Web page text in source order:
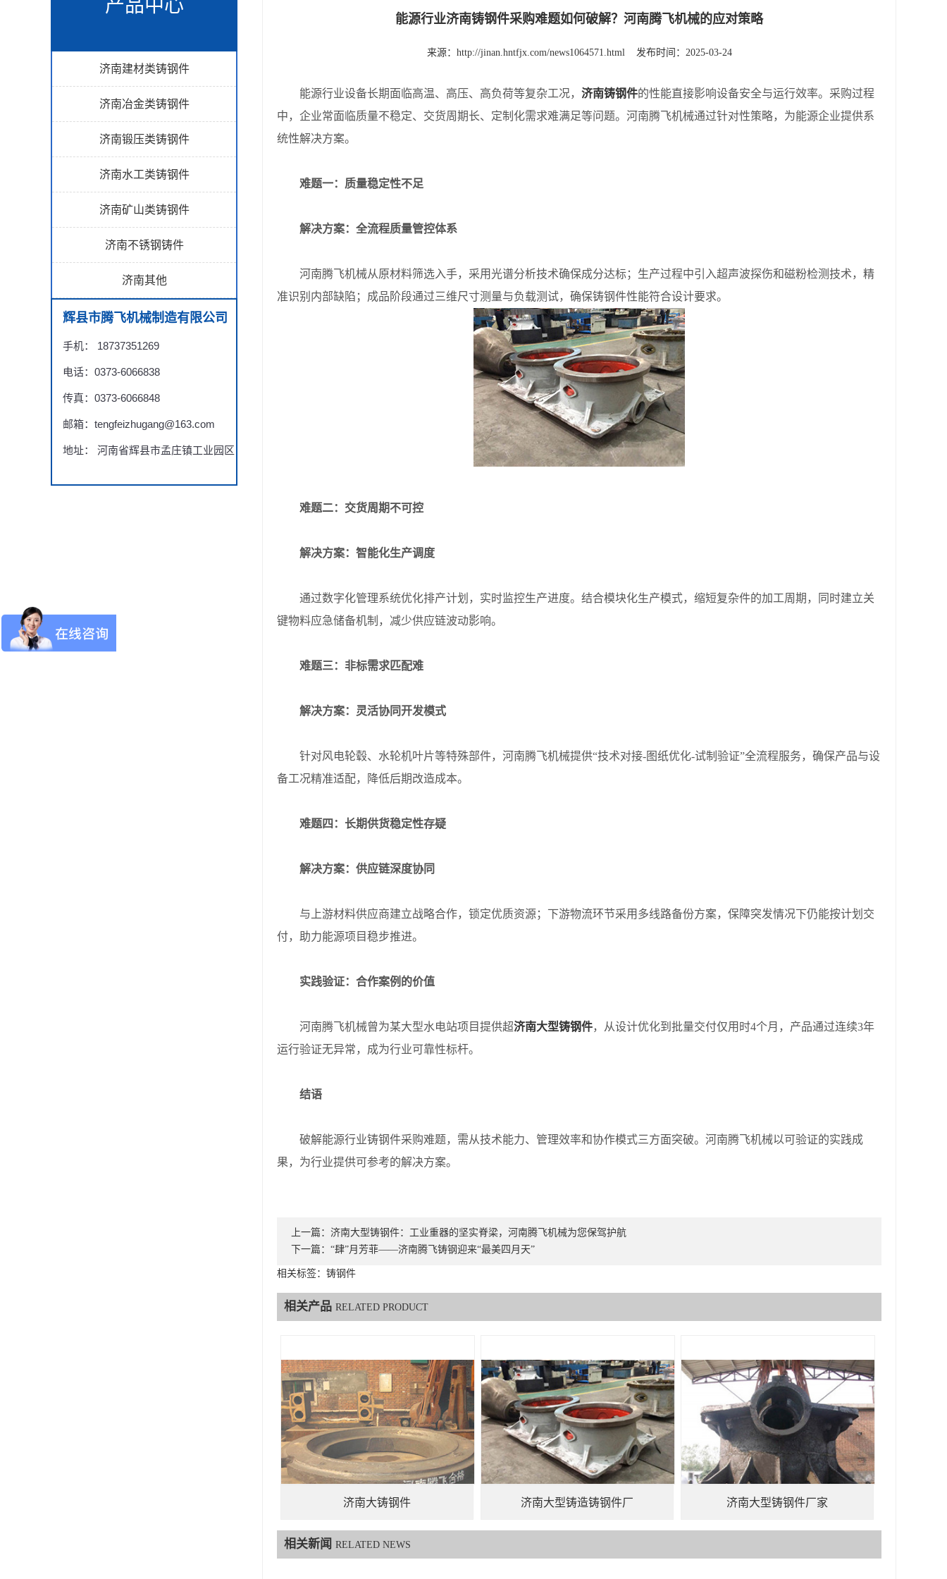
产品中心
济南建材类铸钢件
济南冶金类铸钢件
济南锻压类铸钢件
济南水工类铸钢件
济南矿山类铸钢件
济南不锈钢铸件
济南其他
辉县市腾飞机械制造有限公司
手机： 18737351269
电话：0373-6066838
传真：0373-6066848
邮箱：tengfeizhugang@163.com
地址： 河南省辉县市孟庄镇工业园区
能源行业济南铸钢件采购难题如何破解？河南腾飞机械的应对策略
来源： http://jinan.hntfjx.com/news1064571.html 发布时间：2025-03-24
能源行业设备长期面临高温、高压、高负荷等复杂工况， 济南铸钢件的性能直接影响设备安全与运行效率。采购过程
中，企业常面临质量不稳定、交货周期长、定制化需求难满足等问题。河南腾飞机械通过针对性策略，为能源企业提供系
统性解决方案。
难题一：质量稳定性不足
解决方案：全流程质量管控体系
河南腾飞机械从原材料筛选入手，采用光谱分析技术确保成分达标；生产过程中引入超声波探伤和磁粉检测技术，精
准识别内部缺陷；成品阶段通过三维尺寸测量与负载测试，确保铸钢件性能符合设计要求。
难题二：交货周期不可控
解决方案：智能化生产调度
通过数字化管理系统优化排产计划，实时监控生产进度。结合模块化生产模式，缩短复杂件的加工周期，同时建立关
键物料应急储备机制，减少供应链波动影响。
难题三：非标需求匹配难
解决方案：灵活协同开发模式
针对风电轮毂、水轮机叶片等特殊部件，河南腾飞机械提供“技术对接-图纸优化-试制验证”全流程服务，确保产品与设
备工况精准适配，降低后期改造成本。
难题四：长期供货稳定性存疑
解决方案：供应链深度协同
与上游材料供应商建立战略合作，锁定优质资源；下游物流环节采用多线路备份方案，保障突发情况下仍能按计划交
付，助力能源项目稳步推进。
实践验证：合作案例的价值
河南腾飞机械曾为某大型水电站项目提供超济南大型铸钢件，从设计优化到批量交付仅用时4个月，产品通过连续3年
运行验证无异常，成为行业可靠性标杆。
结语
破解能源行业铸钢件采购难题，需从技术能力、管理效率和协作模式三方面突破。河南腾飞机械以可验证的实践成
果，为行业提供可参考的解决方案。
上一篇： 济南大型铸钢件：工业重器的坚实脊梁，河南腾飞机械为您保驾护航
下一篇： “肆”月芳菲——济南腾飞铸钢迎来“最美四月天”
相关标签：铸钢件
相关产品 RELATED PRODUCT
济南大铸钢件 济南大型铸造铸钢件厂 济南大型铸钢件厂家
相关新闻 RELATED NEWS